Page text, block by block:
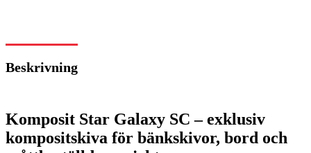
Beskrivning
Komposit Star Galaxy SC – exklusiv
kompositskiva för bänkskivor, bord och